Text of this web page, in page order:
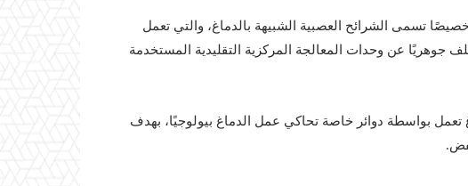
تسمى الشرائح العصبية الشبيهة بالدماغ، والتي تعمل
جوهريًا عن وحدات المعالجة المركزية التقليدية المستخدمة
تعمل بواسطة دوائر خاصة تحاكي عمل الدماغ بيولوجيًا، بهدف